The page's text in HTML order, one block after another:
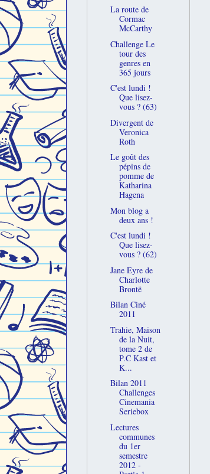
La route de
Cormac
McCarthy
Challenge Le
tour des
genres en
365 jours
C'est lundi !
Que lisez-
vous ? (63)
Divergent de
Veronica
Roth
Le goût des
pépins de
pomme de
Katharina
Hagena
Mon blog a
deux ans !
C'est lundi !
Que lisez-
vous ? (62)
Jane Eyre de
Charlotte
Brontë
Bilan Ciné
2011
Trahie, Maison
de la Nuit,
tome 2 de
P.C Kast et
K...
Bilan 2011
Challenges
Cinemania
Seriebox
Lectures
communes
du 1er
semestre
2012 -